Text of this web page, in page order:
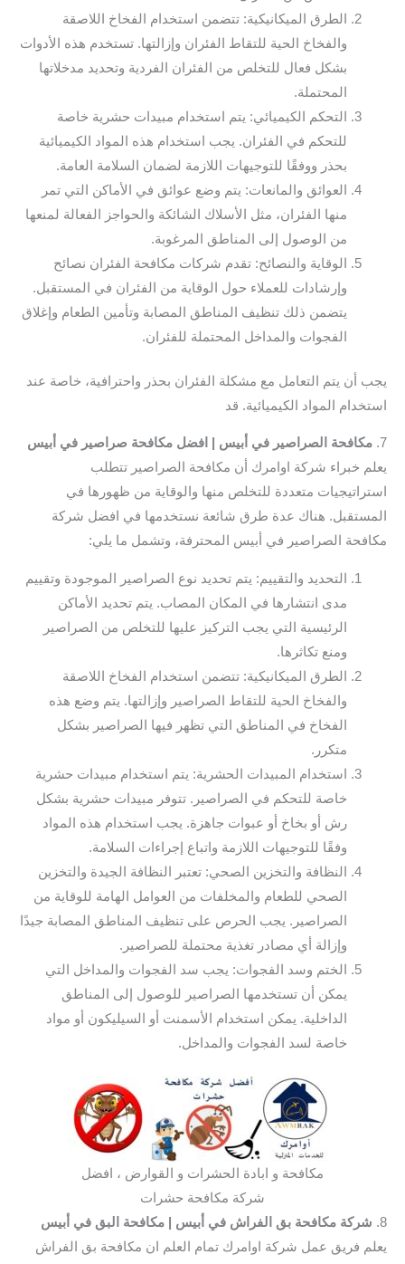
الطرق الميكانيكية: تتضمن استخدام الفخاخ اللاصقة
والفخاخ الحية للتقاط الفئران وإزالتها. تستخدم هذه الأدوات
بشكل فعال للتخلص من الفئران الفردية وتحديد مدخلاتها
المحتملة.
التحكم الكيميائي: يتم استخدام مبيدات حشرية خاصة
للتحكم في الفئران. يجب استخدام هذه المواد الكيميائية
بحذر ووفقًا للتوجيهات اللازمة لضمان السلامة العامة.
العوائق والمانعات: يتم وضع عوائق في الأماكن التي تمر
منها الفئران، مثل الأسلاك الشائكة والحواجز الفعالة لمنعها
من الوصول إلى المناطق المرغوبة.
الوقاية والنصائح: تقدم شركات مكافحة الفئران نصائح
وإرشادات للعملاء حول الوقاية من الفئران في المستقبل.
يتضمن ذلك تنظيف المناطق المصابة وتأمين الطعام وإغلاق
الفجوات والمداخل المحتملة للفئران.
يجب أن يتم التعامل مع مشكلة الفئران بحذر واحترافية، خاصة عند
استخدام المواد الكيميائية. قد
7. مكافحة الصراصير في أبيس | افضل مكافحة صراصير في أبيس
يعلم خبراء شركة اوامرك أن مكافحة الصراصير تتطلب
استراتيجيات متعددة للتخلص منها والوقاية من ظهورها في
المستقبل. هناك عدة طرق شائعة نستخدمها في افضل شركة
مكافحة الصراصير في أبيس المحترفة، وتشمل ما يلي:
التحديد والتقييم: يتم تحديد نوع الصراصير الموجودة وتقييم
مدى انتشارها في المكان المصاب. يتم تحديد الأماكن
الرئيسية التي يجب التركيز عليها للتخلص من الصراصير
ومنع تكاثرها.
الطرق الميكانيكية: تتضمن استخدام الفخاخ اللاصقة
والفخاخ الحية للتقاط الصراصير وإزالتها. يتم وضع هذه
الفخاخ في المناطق التي تظهر فيها الصراصير بشكل
متكرر.
استخدام المبيدات الحشرية: يتم استخدام مبيدات حشرية
خاصة للتحكم في الصراصير. تتوفر مبيدات حشرية بشكل
رش أو بخاخ أو عبوات جاهزة. يجب استخدام هذه المواد
وفقًا للتوجيهات اللازمة واتباع إجراءات السلامة.
النظافة والتخزين الصحي: تعتبر النظافة الجيدة والتخزين
الصحي للطعام والمخلفات من العوامل الهامة للوقاية من
الصراصير. يجب الحرص على تنظيف المناطق المصابة جيدًا
وإزالة أي مصادر تغذية محتملة للصراصير.
الختم وسد الفجوات: يجب سد الفجوات والمداخل التي
يمكن أن تستخدمها الصراصير للوصول إلى المناطق
الداخلية. يمكن استخدام الأسمنت أو السيليكون أو مواد
خاصة لسد الفجوات والمداخل.
مكافحة و ابادة الحشرات و القوارض ، افضل
شركة مكافحة حشرات
8. شركة مكافحة بق الفراش في أبيس | مكافحة البق في أبيس
يعلم فريق عمل شركة اوامرك تمام العلم ان مكافحة بق الفراش